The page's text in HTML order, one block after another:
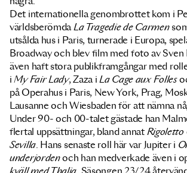
Det internationella genombrottet kom i
världsberömda La Tragedie de Carmen
utsålda hus i Paris, turnerade i Europa,
Broadway och blev film med foto av Sven
även haft stora publikframgångar med
iMy Fair Lady, Zaza iLa Cage aux Folles
på Operahus i Paris, New York, Prag,
Lausanne och Wiesbaden för att nämna
Under 90- och 00-talet gästade han
flertal uppsättningar, bland annat Rigoletto
Sevilla. Hans senaste roll här var Jupiter i
underjordenoch han medverkade även i